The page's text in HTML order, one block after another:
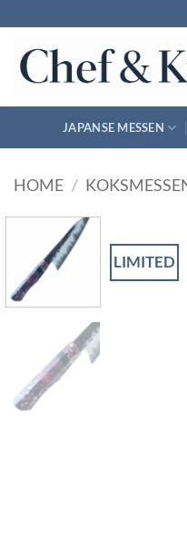
naar
inhoud
JAPANSE MESSEN
HOME /
LIMITED